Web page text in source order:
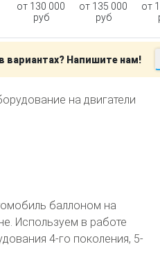
от 130 000
руб
от 135 000
руб
от
вариантах? Напишите нам!
на двигатели
баллоном на
Используем в работе
4-го поколения, 5-